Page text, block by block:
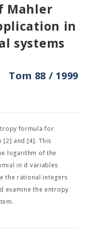
Mahler
in
systems
Tom 88 / 1999
formula for
[2] and [4]. This
logarithm of the
in d variables
the rational integers
examine the entropy